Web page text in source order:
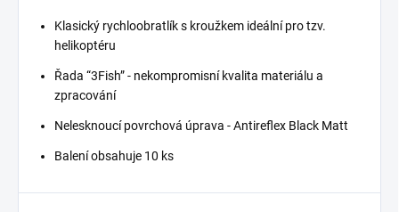
Klasický rychloobratlík s kroužkem ideální pro tzv.
helikoptéru
Řada “3Fish” - nekompromisní kvalita materiálu a
zpracování
Nelesknoucí povrchová úprava - Antireflex Black Matt
Balení obsahuje 10 ks